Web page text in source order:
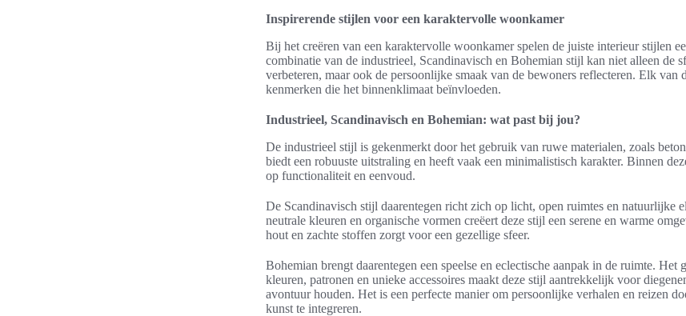
Inspirerende stijlen voor een karaktervolle woonkamer
Bij het creëren van een karaktervolle woonkamer spelen de juiste interieur stijlen
combinatie van de industrieel, Scandinavisch en Bohemian stijl kan niet alleen de
verbeteren, maar ook de persoonlijke smaak van de bewoners reflecteren. Elk van
kenmerken die het binnenklimaat beïnvloeden.
Industrieel, Scandinavisch en Bohemian: wat past bij jou?
De industrieel stijl is gekenmerkt door het gebruik van ruwe materialen, zoals
biedt een robuuste uitstraling en heeft vaak een minimalistisch karakter. Binnen
op functionaliteit en eenvoud.
De Scandinavisch stijl daarentegen richt zich op licht, open ruimtes en natuurlijke
neutrale kleuren en organische vormen creëert deze stijl een serene en warme
hout en zachte stoffen zorgt voor een gezellige sfeer.
Bohemian brengt daarentegen een speelse en eclectische aanpak in de ruimte. Het
kleuren, patronen en unieke accessoires maakt deze stijl aantrekkelijk voor
avontuur houden. Het is een perfecte manier om persoonlijke verhalen en reizen
kunst te integreren.